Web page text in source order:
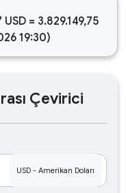
= 3.829.149,75
19:30)
Çevirici